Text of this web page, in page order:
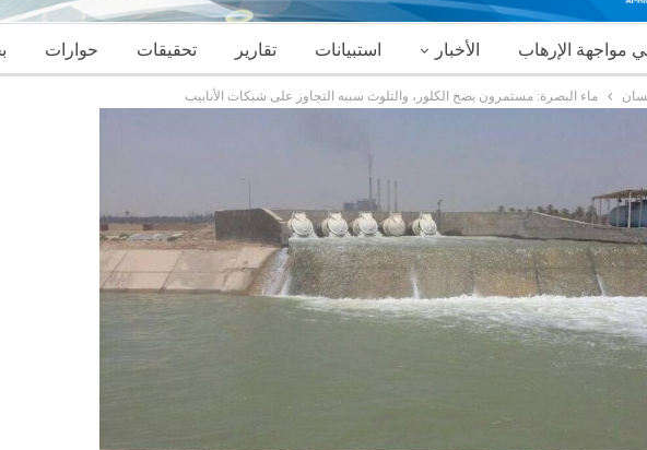
مواجهة الإرهاب الأخبار استبيانات تقارير تحقيقات حوارات
ماء البصرة: مستمرون بضخ الكلور، والتلوث سببه التجاوز على شبكات الأنابيب